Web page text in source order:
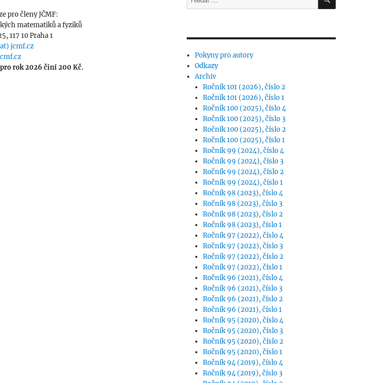
pro členy JČMF:
matematiků a fyziků
117 10 Praha 1
jcmf.cz
rok 2026 činí 200 Kč.
Pokyny pro autory
Odkazy
Archiv
Ročník 101 (2026), číslo 2
Ročník 101 (2026), číslo 1
Ročník 100 (2025), číslo 4
Ročník 100 (2025), číslo 3
Ročník 100 (2025), číslo 2
Ročník 100 (2025), číslo 1
Ročník 99 (2024), číslo 4
Ročník 99 (2024), číslo 3
Ročník 99 (2024), číslo 2
Ročník 99 (2024), číslo 1
Ročník 98 (2023), číslo 4
Ročník 98 (2023), číslo 3
Ročník 98 (2023), číslo 2
Ročník 98 (2023), číslo 1
Ročník 97 (2022), číslo 4
Ročník 97 (2022), číslo 3
Ročník 97 (2022), číslo 2
Ročník 97 (2022), číslo 1
Ročník 96 (2021), číslo 4
Ročník 96 (2021), číslo 3
Ročník 96 (2021), číslo 2
Ročník 96 (2021), číslo 1
Ročník 95 (2020), číslo 4
Ročník 95 (2020), číslo 3
Ročník 95 (2020), číslo 2
Ročník 95 (2020), číslo 1
Ročník 94 (2019), číslo 4
Ročník 94 (2019), číslo 3